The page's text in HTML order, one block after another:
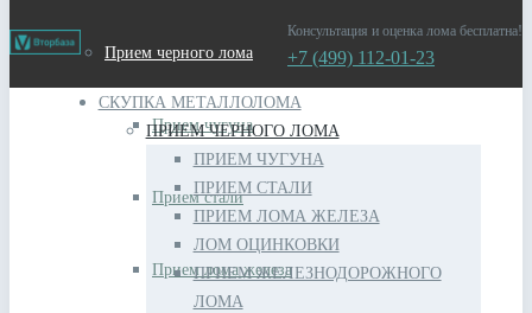
Прием черного лома
Прием чугуна
Прием стали
Прием лома железа
Консультация и оценка лома бесплатна!
+7 (499) 112-01-23
СКУПКА МЕТАЛЛОЛОМА
ПРИЕМ ЧЕРНОГО ЛОМА
ПРИЕМ ЧУГУНА
ПРИЕМ СТАЛИ
ПРИЕМ ЛОМА ЖЕЛЕЗА
ЛОМ ОЦИНКОВКИ
ПРИЕМ ЖЕЛЕЗНОДОРОЖНОГО
ЛОМА